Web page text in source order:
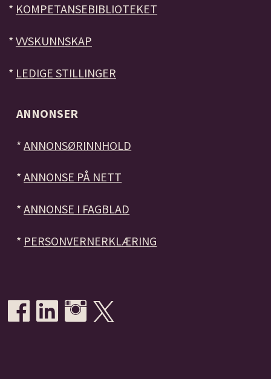
* KOMPETANSEBIBLIOTEKET
* VVSKUNNSKAP
* LEDIGE STILLINGER
ANNONSER
*ANNONSØRINNHOLD
*ANNONSE PÅ NETT
*ANNONSE I FAGBLAD
* PERSONVERNERKLÆRING